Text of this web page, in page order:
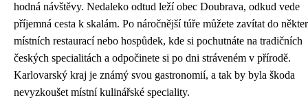
hodná návštěvy. Nedaleko odtud leží obec Doubrava, odkud vede
příjemná cesta k skalám. Po náročnější túře můžete zavítat do
místních restaurací nebo hospůdek, kde si pochutnáte na tradičních
českých specialitách a odpočinete si po dni stráveném v přírodě.
Karlovarský kraj je známý svou gastronomií, a tak by byla škoda
nevyzkoušet místní kulinářské speciality.